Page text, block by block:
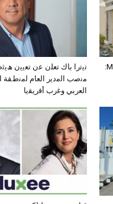
ﺗﯾﺗرا ﺑﺎك ﺗﻌﻠن ﻋن ﺗﻌﯾﯾن
ﻣﻧﺻب اﻟﻣدﯾر اﻟﻌﺎم ﻟﻣﻧطﻘﺔ
اﻟﻌرﺑﻲ وﻏرب أﻓرﯾﻘﯾﺎ
التأمينات المغربية حياة Maghrebia Vie: